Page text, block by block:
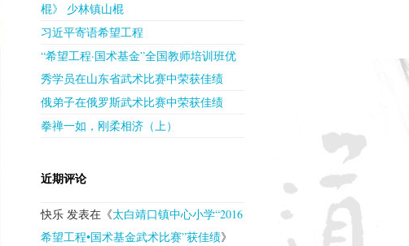
棍》 少林镇山棍
习近平寄语希望工程
“希望工程·国术基金”全国教师培训班优
秀学员在山东省武术比赛中荣获佳绩
俄弟子在俄罗斯武术比赛中荣获佳绩
拳禅一如，刚柔相济（上）
近期评论
快乐 发表在《太白靖口镇中心小学“2016
希望工程•国术基金武术比赛”获佳绩》